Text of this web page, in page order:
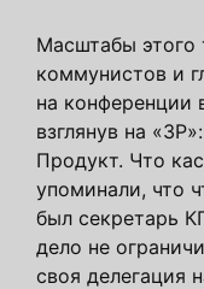
Масштабы этого
коммунистов и
на конференции
взглянув на
Продукт. Что
упоминали, что
был секретарь
дело не
своя делегация